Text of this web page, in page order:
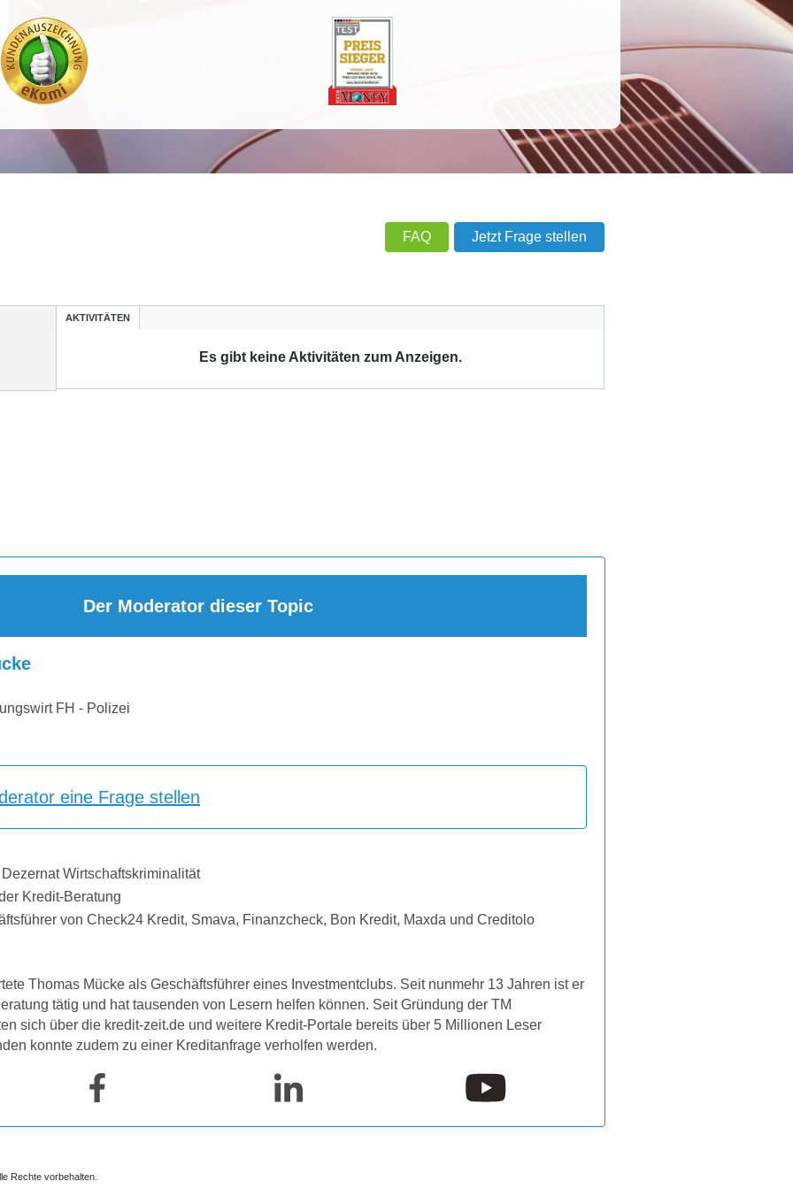
FAQ Jetzt Frage stellen
AKTIVITÄTEN
Es gibt keine Aktivitäten zum Anzeigen.
Der Moderator dieser Topic
FH - Polizei
eine Frage stellen
Wirtschaftskriminalität
Kredit-Beratung
von Check24 Kredit, Smava, Finanzcheck, Bon Kredit, Maxda und Creditolo
Thomas Mücke als Geschäftsführer eines Investmentclubs. Seit nunmehr 13 Jahren ist er
tätig und hat tausenden von Lesern helfen können. Seit Gründung der TM
sich über die kredit-zeit.de und weitere Kredit-Portale bereits über 5 Millionen Leser
konnte zudem zu einer Kreditanfrage verholfen werden.
Rechte vorbehalten.